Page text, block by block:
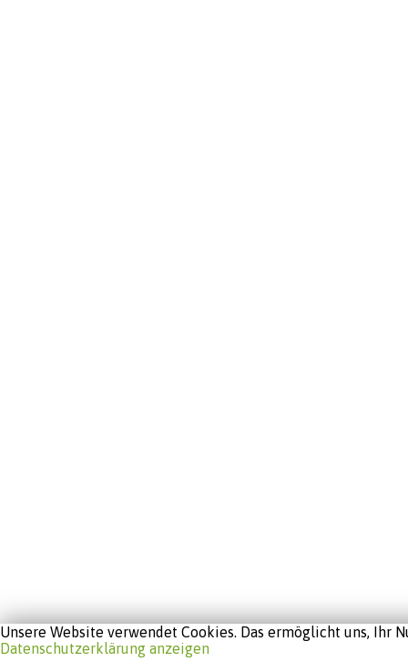
Unsere Website verwendet Cookies. Das ermöglicht uns,
Datenschutzerklärung anzeigen